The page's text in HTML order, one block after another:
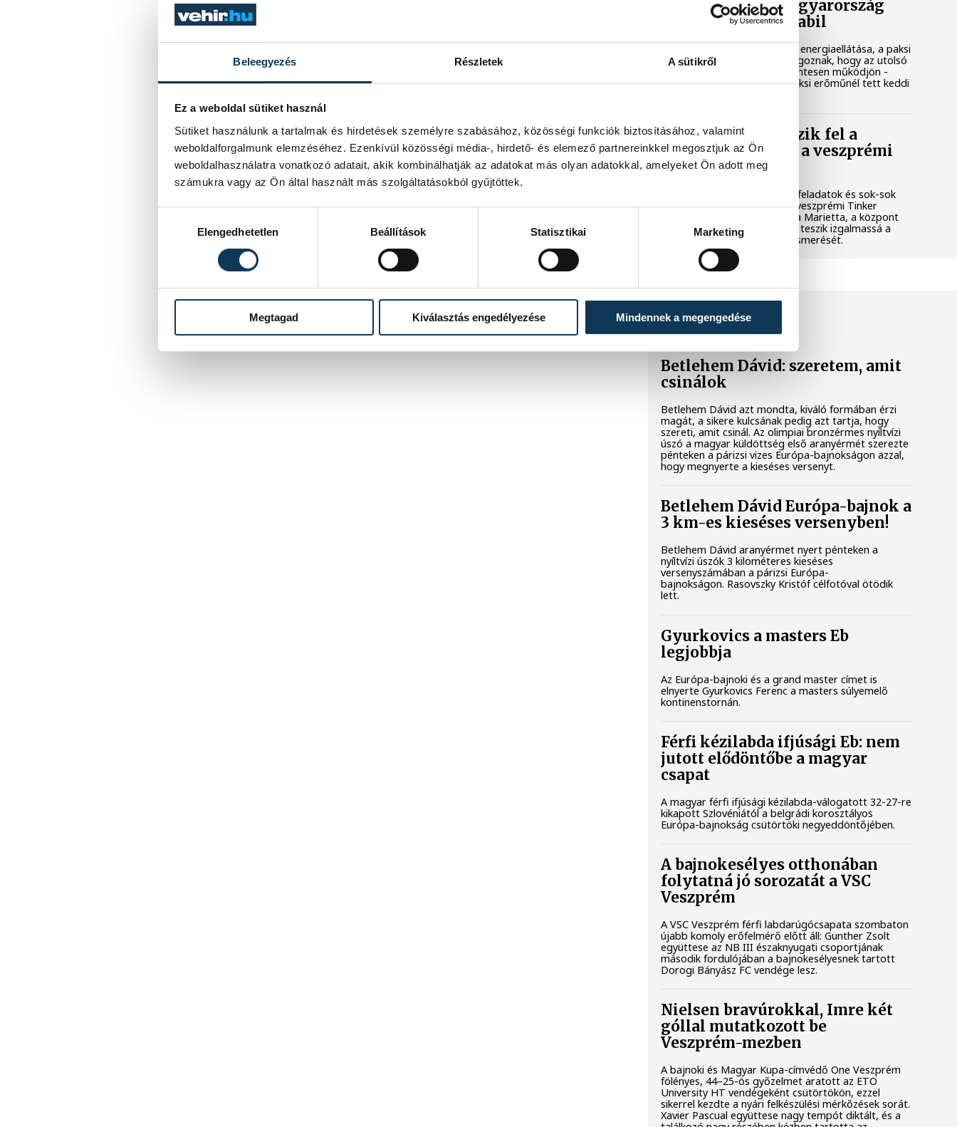
Beleegyezés Részletek A sütikről
Ez a weboldal sütiket használ
Sütiket használunk a tartalmak és hirdetések személyre szabásához, közösségi funkciók biztosításához, valamint
weboldalforgalmunk elemzéséhez. Ezenkívül közösségi média-, hirdető- és elemező partnereinkkel megosztjuk az Ön
weboldalhasználatra vonatkozó adatait, akik kombinálhatják az adatokat más olyan adatokkal, amelyeket Ön adott meg
számukra vagy az Ön által használt más szolgáltatásokból gyűjtöttek.
Elengedhetetlen
Beállítások Statisztikai Marketing
Megtagad Kiválasztás engedélyezése Mindennek a megengedése
Magyar Péter: Magyarország
energiaellátása stabil
Jelenleg stabil Magyarország energiaellátása, a paksi
erőmű munkatársai azon dolgoznak, hogy az utolsó
még termelő turbina hibamentesen működjön -
közölte a miniszterelnök a paksi erőműnél tett keddi
Játék közben fedezik fel a
tudomány világát a veszprémi
gyerekek
Látványos kísérletek, kreatív feladatok és sok-sok
élmény várja a gyerekeket a veszprémi Tinker
Labsben. Videónkban Balassa Marietta, a központ
vezetője mutatja be, hogyan teszik izgalmassá a
természettudományok megismerését.
Betlehem Dávid: szeretem, amit
csinálok
Betlehem Dávid azt mondta, kiváló formában érzi
magát, a sikere kulcsának pedig azt tartja, hogy
szereti, amit csinál. Az olimpiai bronzérmes nyíltvízi
úszó a magyar küldöttség első aranyérmét szerezte
pénteken a párizsi vizes Európa-bajnokságon azzal,
hogy megnyerte a kieséses versenyt.
Betlehem Dávid Európa-bajnok a
3 km-es kieséses versenyben!
Betlehem Dávid aranyérmet nyert pénteken a
nyíltvízi úszók 3 kilométeres kieséses
versenyszámában a párizsi Európa-
bajnokságon. Rasovszky Kristóf célfotóval ötödik
lett.
Gyurkovics a masters Eb
legjobbja
Az Európa-bajnoki és a grand master címet is
elnyerte Gyurkovics Ferenc a masters súlyemelő
kontinenstornán.
Férfi kézilabda ifjúsági Eb: nem
jutott elődöntőbe a magyar
csapat
A magyar férfi ifjúsági kézilabda-válogatott 32-27-re
kikapott Szlovéniától a belgrádi korosztályos
Európa-bajnokság csütörtöki negyeddöntőjében.
A bajnokesélyes otthonában
folytatná jó sorozatát a VSC
Veszprém
A VSC Veszprém férfi labdarúgócsapata szombaton
újabb komoly erőfelmérő előtt áll: Gunther Zsolt
együttese az NB III északnyugati csoportjának
második fordulójában a bajnokesélyesnek tartott
Dorogi Bányász FC vendége lesz.
Nielsen bravúrokkal, Imre két
góllal mutatkozott be
Veszprém-mezben
A bajnoki és Magyar Kupa-címvédő One Veszprém
fölényes, 44–25-ös győzelmet aratott az ETO
University HT vendégeként csütörtökön, ezzel
sikerrel kezdte a nyári felkészülési mérkőzések sorát.
Xavier Pascual együttese nagy tempót diktált, és a